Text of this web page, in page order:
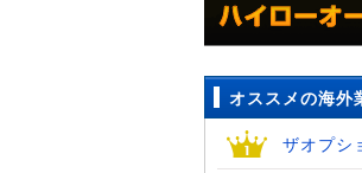
オススメの海外
ザオプシ